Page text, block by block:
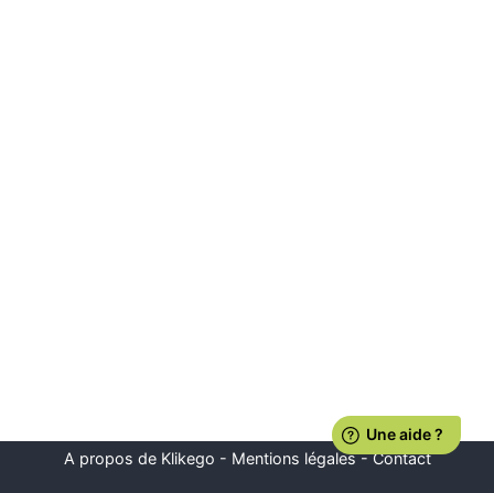
A propos de Klikego - Mentions légales-Contact